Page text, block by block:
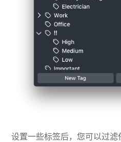
设置一些标签后，您可以过